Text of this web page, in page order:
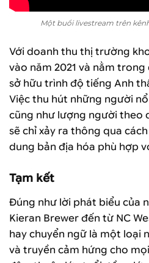
Một buổi livestream trên
Với doanh thu thị trường
vào năm 2021 và nằm
sở hữu trình độ tiếng Anh
Việc thu hút những người
cũng như lượng người theo
sẽ chỉ xảy ra thông qua
dung bản địa hóa phù hợp
Tạm kết
Đúng như lời phát biểu của
Kieran Brewer đến từ NC
hay chuyển ngữ là một loại
và truyền cảm hứng cho